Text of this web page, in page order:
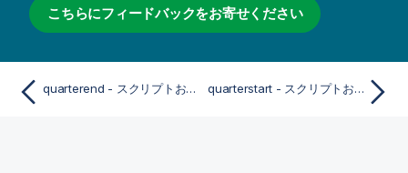
こちらにフィードバックをお寄せください
quarterend - スクリプトおよびチャート関数 quarterstart - スクリプトおよびチャート関数